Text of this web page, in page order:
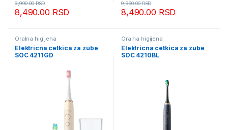
8,490.00 RSD
9,990.00RSD
8,490.00 RSD
9,990.00RSD
Oralna higijena
Elektricna cetkica za zube
SOC 4211GD
Oralna higijena
Elektricna cetkica za zube
SOC 4210BL